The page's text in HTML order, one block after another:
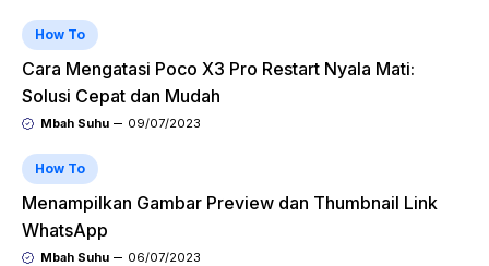
How To
Cara Mengatasi Poco X3 Pro Restart Nyala Mati:
Solusi Cepat dan Mudah
Mbah Suhu 09/07/2023
How To
Menampilkan Gambar Preview dan Thumbnail Link
WhatsApp
Mbah Suhu 06/07/2023